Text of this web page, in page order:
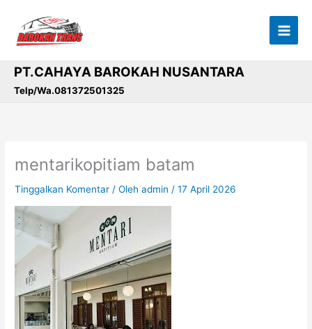
konten
PT.CAHAYA BAROKAH NUSANTARA
Telp/Wa.081372501325
mentarikopitiam batam
Tinggalkan Komentar / Olehadmin /17 April 2026